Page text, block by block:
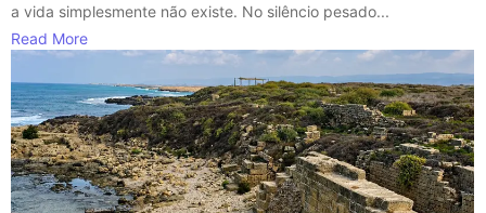
a vida simplesmente não existe. No silêncio pesado...
Read More